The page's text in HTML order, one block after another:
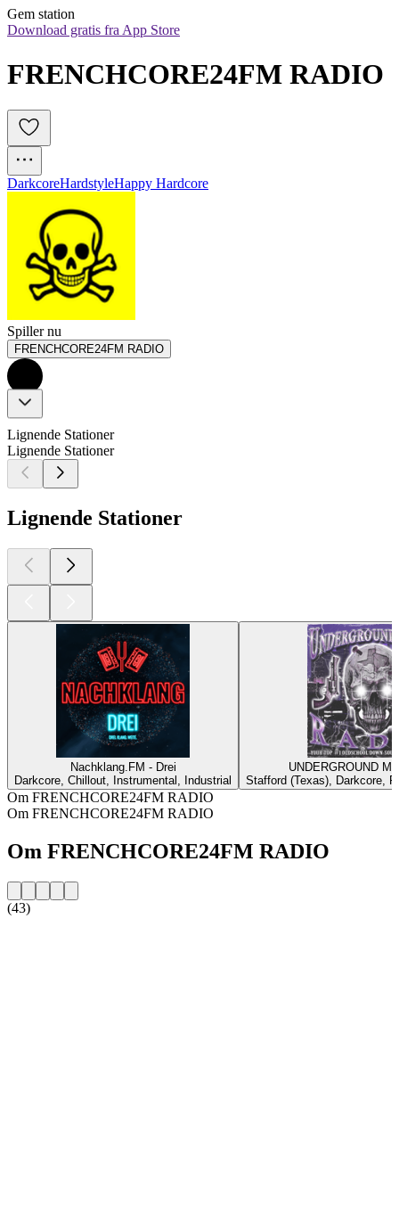
Gem station
Download gratis fra App Store
FRENCHCORE24FM RADIO
DarkcoreHardstyleHappy Hardcore
Spiller nu
FRENCHCORE24FM RADIO
Lignende Stationer
Lignende Stationer
Lignende Stationer
Nachklang.FM - Drei
Darkcore, Chillout, Instrumental, Industrial
UNDERGROUND
Stafford (Texas), Darkcore,
Om FRENCHCORE24FM RADIO
Om FRENCHCORE24FM RADIO
Om FRENCHCORE24FM RADIO
(43)